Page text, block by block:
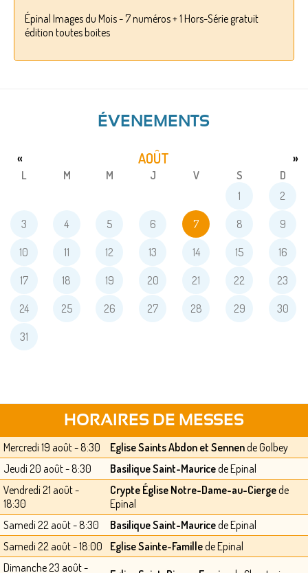
Épinal Images du Mois - 7 numéros + 1 Hors-Série gratuit
édition toutes boites
ÉVENEMENTS
AOÛT
« »
L M M J V S
D
1
2
3 4 5 6 7 8 9
10 11 12 13 14 15 16
17 18 19 20 21 22 23
24 25 26 27 28 29 30
31
HORAIRES DE MESSES
Mercredi 19 août - 8:30 Eglise Saints Abdon et Sennende Golbey
Jeudi 20 août - 8:30
Basilique Saint-Mauricede Epinal
Vendredi 21 août -
18:30
Crypte Église Notre-Dame-au-Ciergede
Epinal
Samedi 22 août - 8:30
Basilique Saint-Mauricede Epinal
Samedi 22 août - 18:00
Eglise Sainte-Famillede Epinal
Dimanche 23 août -